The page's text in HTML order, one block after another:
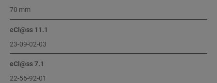
70 mm
eCl@ss 11.1
23-09-02-03
eCl@ss 7.1
22-56-92-01